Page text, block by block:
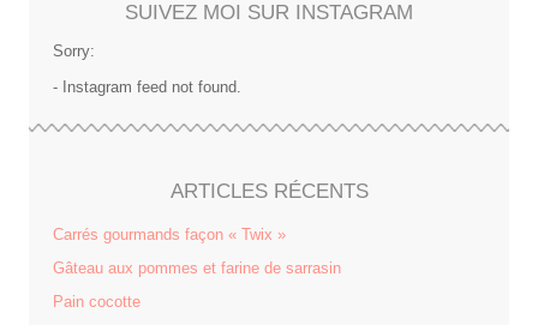
SUIVEZ MOI SUR INSTAGRAM
Sorry:
- Instagram feed not found.
ARTICLES RÉCENTS
Carrés gourmands façon « Twix »
Gâteau aux pommes et farine de sarrasin
Pain cocotte